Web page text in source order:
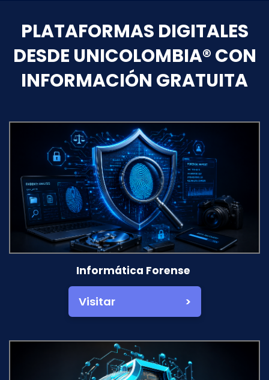
PLATAFORMAS DIGITALES
DESDE UNICOLOMBIA®CON
INFORMACIÓN GRATUITA
Informática Forense
Visitar >